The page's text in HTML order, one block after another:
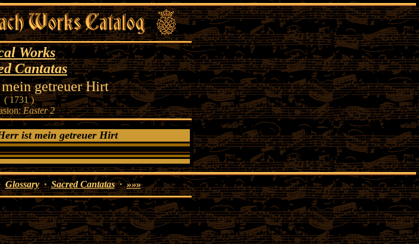
Works
Cantatas
getreuer Hirt
( 1731 )
Easter 2
ist mein getreuer Hirt
Glossary· Sacred Cantatas·»»»